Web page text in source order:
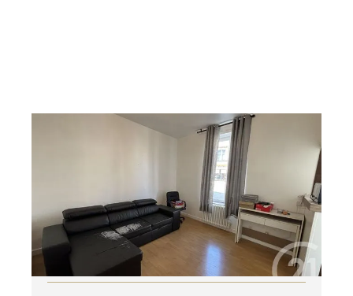
Appartement Studio à louer
275 €
par mois charges comprises
Visiter le site dédié